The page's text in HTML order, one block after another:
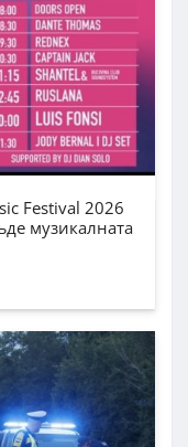
Festival 2026
музикалната